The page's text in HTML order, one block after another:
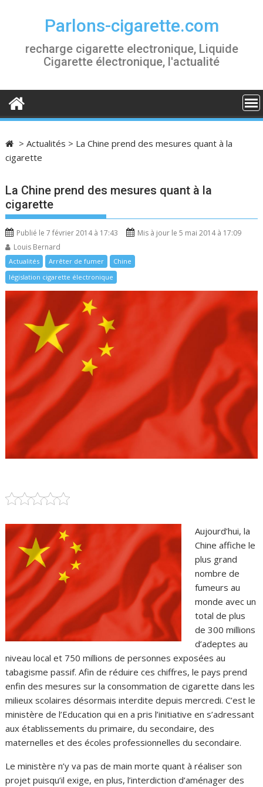
c
n
Parlons-cigarette.com
recharge cigarette electronique, Liquide
Cigarette électronique, l'actualité
>Actualités > La Chine prend des mesures quant à la
cigarette
La Chine prend des mesures quant à la
cigarette
Publié le 7 février 2014 à 17:43
Mis à jour le 5 mai 2014 à 17:09
Louis Bernard
Actualités Arrêter de fumer
Chine
législation cigarette électronique
Aujourd’hui, la
Chine affiche le
plus grand
nombre de
fumeurs au
monde avec un
total de plus
de 300 millions
d’adeptes au
niveau local et 750 millions de personnes exposées au
tabagisme passif. Afin de réduire ces chiffres, le pays prend
enfin des mesures sur la consommation de cigarette dans les
milieux scolaires désormais interdite depuis mercredi. C’est le
ministère de l’Education qui en a pris l’initiative en s’adressant
aux établissements du primaire, du secondaire, des
maternelles et des écoles professionnelles du secondaire.
Le ministère n’y va pas de main morte quant à réaliser son
projet puisqu’il exige, en plus, l’interdiction d’aménager des